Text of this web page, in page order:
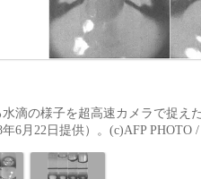
滴の様子を超高速カメラで捉え
6月22日提供）。(c)AFP PHOTO